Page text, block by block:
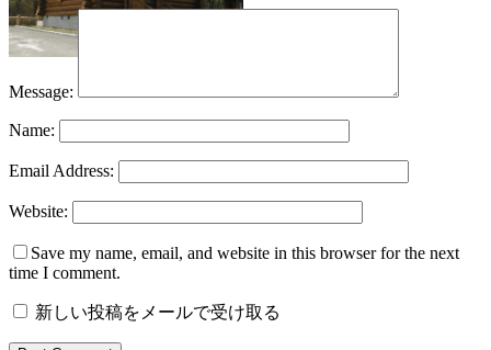
Message:
Name:
Email Address:
Website:
Save my name, email, and website in this browser for the next
time I comment.
新しい投稿をメールで受け取る